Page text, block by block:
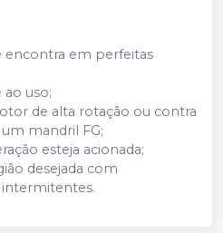
encontra em perfeitas
uso;
de alta rotação ou contra
mandril FG;
esteja acionada;
desejada com